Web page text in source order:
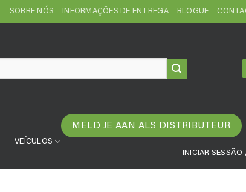
SOBRE NÓS INFORMAÇÕES DE ENTREGA BLOGUE
VEÍCULOS
MELD JE AAN ALS DISTRIBUTEUR
INICIAR